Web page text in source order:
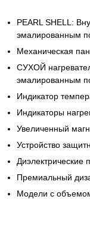
PEARL SHELL:
эмалированным
Механическая
СУХОЙ
эмалированным
Индикатор
Индикаторы
Увеличенный
Устройство
Диэлектрические
Премиальный
Модели с